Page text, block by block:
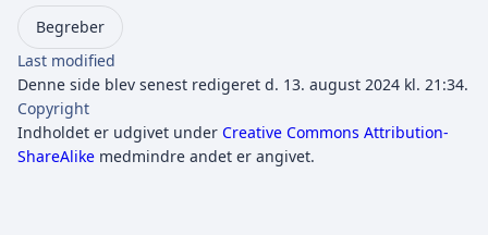
Begreber
Last modified
Denne side blev senest redigeret d. 13. august 2024 kl. 21:34.
Copyright
Indholdet er udgivet under Creative Commons Attribution-
ShareAlike medmindre andet er angivet.